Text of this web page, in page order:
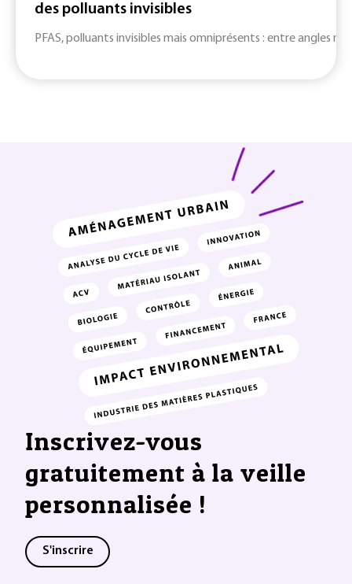
des polluants invisibles
PFAS, polluants invisibles mais omniprésents : entre angles
Inscrivez-vous
gratuitement à la veille
personnalisée !
S'inscrire